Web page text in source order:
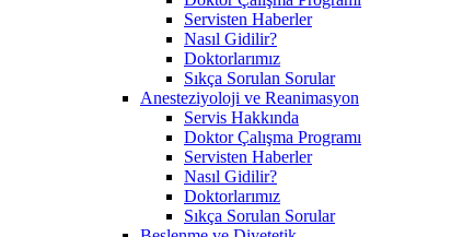
Servisten Haberler
Nasıl Gidilir?
Doktorlarımız
Sıkça Sorulan Sorular
Anesteziyoloji ve Reanimasyon
Servis Hakkında
Doktor Çalışma Programı
Servisten Haberler
Nasıl Gidilir?
Doktorlarımız
Sıkça Sorulan Sorular